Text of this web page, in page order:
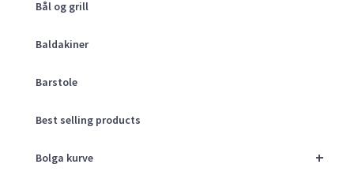
Bål og grill
Baldakiner
Barstole
Best selling products
+
Bolga kurve